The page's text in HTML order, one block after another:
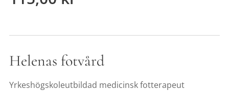
Helenas fotvård
Yrkeshögskoleutbildad medicinsk fotterapeut